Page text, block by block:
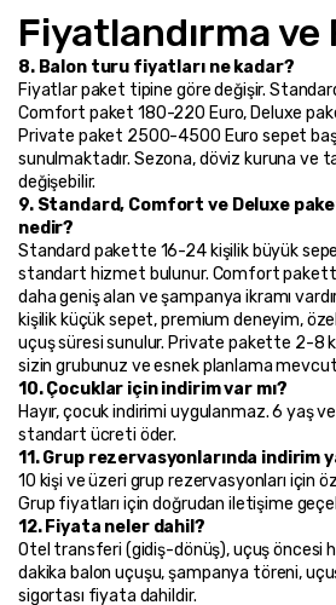
Fiyatlandırma
8. Balon turu fiyatları ne kadar?
Fiyatlar paket tipine göre değişir.
Comfort paket 180-220 Euro, Deluxe
Private paket 2500-4500 Euro sepet
sunulmaktadır. Sezona, döviz kuruna ve
değişebilir.
9. Standard, Comfort ve Deluxe
nedir?
Standard pakette 16-24 kişilik büyük
standart hizmet bulunur. Comfort
daha geniş alan ve şampanya ikramı
kişilik küçük sepet, premium deneyim,
uçuş süresi sunulur. Private pakette 2-8
sizin grubunuz ve esnek planlama
10. Çocuklar için indirim var mı?
Hayır, çocuk indirimi uygulanmaz. 6 yaş
standart ücreti öder.
11. Grup rezervasyonlarında indirim
10 kişi ve üzeri grup rezervasyonları için
Grup fiyatları için doğrudan iletişime
12. Fiyata neler dahil?
Otel transferi (gidiş-dönüş), uçuş öncesi
dakika balon uçuşu, şampanya töreni,
sigortası fiyata dahildir.